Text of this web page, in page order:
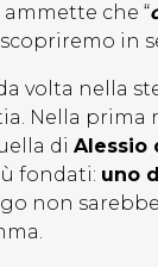
che “
in
volta nella
Nella prima
di Alessio
fondati: uno
non